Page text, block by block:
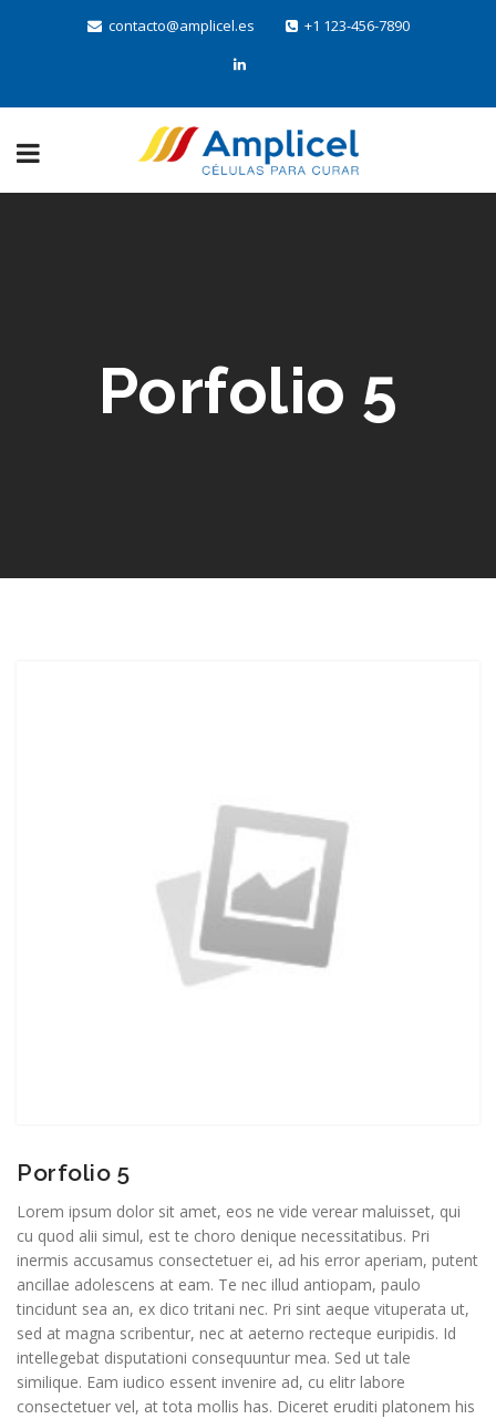
contacto@amplicel.es +1 123-456-7890
Porfolio 5
Porfolio 5
Lorem ipsum dolor sit amet, eos ne vide verear maluisset, qui
cu quod alii simul, est te choro denique necessitatibus. Pri
inermis accusamus consectetuer ei, ad his error aperiam, putent
ancillae adolescens at eam. Te nec illud antiopam, paulo
tincidunt sea an, ex dico tritani nec. Pri sint aeque vituperata ut,
sed at magna scribentur, nec at aeterno recteque euripidis. Id
intellegebat disputationi consequuntur mea. Sed ut tale
similique. Eam iudico essent invenire ad, cu elitr labore
consectetuer vel, at tota mollis has. Diceret eruditi platonem his